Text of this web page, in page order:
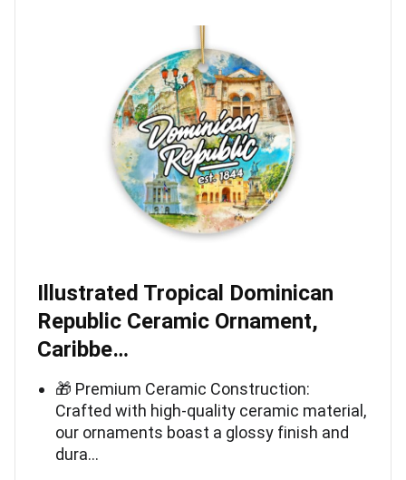
Illustrated Tropical Dominican
Republic Ceramic Ornament,
Caribbe…
🎁 Premium Ceramic Construction:
Crafted with high-quality ceramic material,
our ornaments boast a glossy finish and
dura…